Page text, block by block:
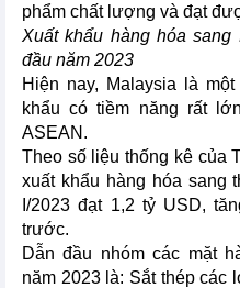
phẩm chất lượng và đạt
Xuất khẩu hàng hóa
đầu năm 2023
Hiện nay, Malaysia là
khẩu có tiềm năng rất
ASEAN.
Theo số liệu thống kê của
xuất khẩu hàng hóa sang
I/2023 đạt 1,2 tỷ USD,
trước.
Dẫn đầu nhóm các mặt
năm 2023 là: Sắt thép các